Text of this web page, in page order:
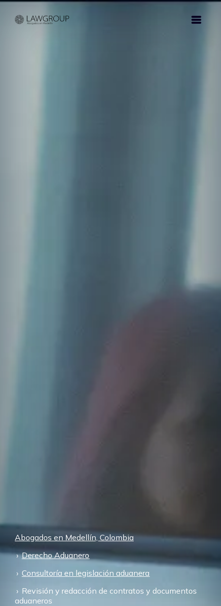
Abogados en Medellín, Colombia
Derecho Aduanero
Consultoría en legislación aduanera
Revisión y redacción de contratos y documentos
aduaneros